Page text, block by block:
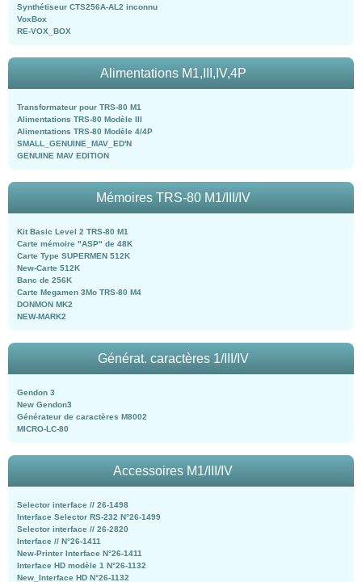
Synthétiseur CTS256A-AL2 inconnu
VoxBox
RE-VOX_BOX
Alimentations M1,III,IV,4P
Transformateur pour TRS-80 M1
Alimentations TRS-80 Modèle III
Alimentations TRS-80 Modèle 4/4P
SMALL_GENUINE_MAV_ED'N
GENUINE MAV EDITION
Mémoires TRS-80 M1/III/IV
Kit Basic Level 2 TRS-80 M1
Carte mémoire "ASP" de 48K
Carte Type SUPERMEN 512K
New-Carte 512K
Banc de 256K
Carte Megamen 3Mo TRS-80 M4
DONMON MK2
NEW-MARK2
Générat. caractères 1/III/IV
Gendon 3
New Gendon3
Générateur de caractères M8002
MICRO-LC-80
Accessoires M1/III/IV
Selector interface // 26-1498
Interface Selector RS-232 N°26-1499
Selector interface // 26-2820
Interface // N°26-1411
New-Printer Interface N°26-1411
Interface HD modèle 1 N°26-1132
New_Interface HD N°26-1132